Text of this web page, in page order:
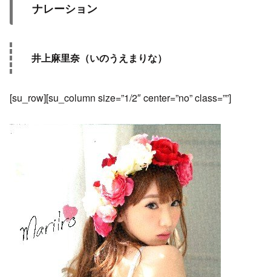
ナレーション
井上麻里奈（いのうえまりな）
[su_row][su_column size=”1/2″ center=”no” class=””]